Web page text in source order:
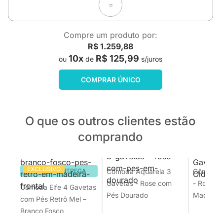
=
Compre um produto por:
R$ 1.259,88
ou 10x de R$ 125,99 s/juros
COMPRAR ÚNICO
O que os outros clientes estão
comprando
EXCLUSIVO
PRONTA ENTREGA
Cômoda Elfe 4 Gavetas
com Pés Retrô Mel –
Branco Fosco
Cômoda Aquarela 3
Gavetas - Rose com
Pés Dourado
- Rosa
Madeira